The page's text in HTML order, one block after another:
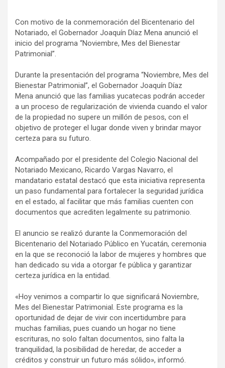
Con motivo de la conmemoración del Bicentenario del
Notariado, el Gobernador Joaquín Díaz Mena anunció el
inicio del programa “Noviembre, Mes del Bienestar
Patrimonial”.
Durante la presentación del programa “Noviembre, Mes del
Bienestar Patrimonial”, el Gobernador Joaquín Díaz
Mena anunció que las familias yucatecas podrán acceder
a un proceso de regularización de vivienda cuando el valor
de la propiedad no supere un millón de pesos, con el
objetivo de proteger el lugar donde viven y brindar mayor
certeza para su futuro.
Acompañado por el presidente del Colegio Nacional del
Notariado Mexicano, Ricardo Vargas Navarro, el
mandatario estatal destacó que esta iniciativa representa
un paso fundamental para fortalecer la seguridad jurídica
en el estado, al facilitar que más familias cuenten con
documentos que acrediten legalmente su patrimonio.
El anuncio se realizó durante la Conmemoración del
Bicentenario del Notariado Público en Yucatán, ceremonia
en la que se reconoció la labor de mujeres y hombres que
han dedicado su vida a otorgar fe pública y garantizar
certeza jurídica en la entidad.
«Hoy venimos a compartir lo que significará Noviembre,
Mes del Bienestar Patrimonial. Este programa es la
oportunidad de dejar de vivir con incertidumbre para
muchas familias, pues cuando un hogar no tiene
escrituras, no solo faltan documentos, sino falta la
tranquilidad, la posibilidad de heredar, de acceder a
créditos y construir un futuro más sólido», informó.